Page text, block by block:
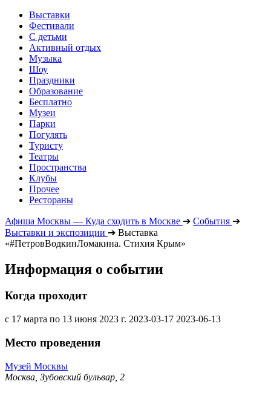
Выставки
Фестивали
С детьми
Активный отдых
Музыка
Шоу
Праздники
Образование
Бесплатно
Музеи
Парки
Погулять
Туристу
Театры
Пространства
Клубы
Прочее
Рестораны
Афиша Москвы — Куда сходить в Москве ➔ События ➔
Выставки и экспозиции ➔ Выставка
«#ПетровВодкинЛомакина. Стихия Крым»
Информация о событии
Когда проходит
с 17 марта по 13 июня 2023 г. 2023-03-17 2023-06-13
Место проведения
Музей Москвы
Москва, Зубовский бульвар, 2